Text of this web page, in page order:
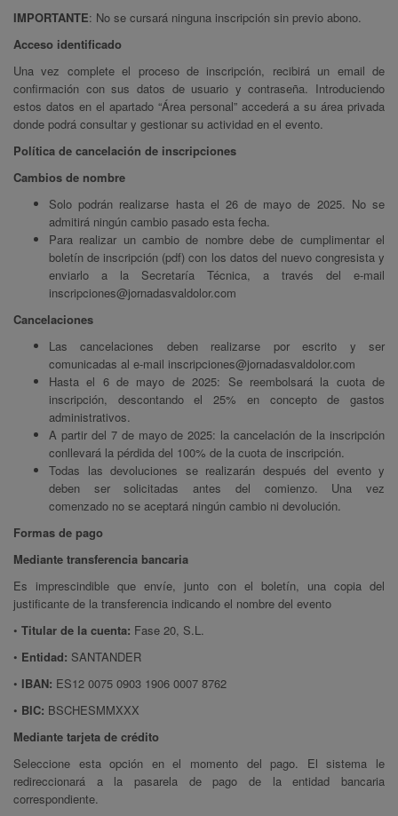
IMPORTANTE: No se cursará ninguna inscripción sin previo abono.
Acceso identificado
Una vez complete el proceso de inscripción, recibirá un email de
confirmación con sus datos de usuario y contraseña. Introduciendo
estos datos en el apartado “Área personal” accederá a su área privada
donde podrá consultar y gestionar su actividad en el evento.
Política de cancelación de inscripciones
Cambios de nombre
Solo podrán realizarse hasta el 26 de mayo de 2025. No se
admitirá ningún cambio pasado esta fecha.
Para realizar un cambio de nombre debe de cumplimentar el
boletín de inscripción (pdf) con los datos del nuevo congresista y
enviarlo a la Secretaría Técnica, a través del e-mail
inscripciones@jornadasvaldolor.com
Cancelaciones
Las cancelaciones deben realizarse por escrito y ser
comunicadas al e-mail inscripciones@jornadasvaldolor.com
Hasta el 6 de mayo de 2025: Se reembolsará la cuota de
inscripción, descontando el 25% en concepto de gastos
administrativos.
A partir del 7 de mayo de 2025: la cancelación de la inscripción
conllevará la pérdida del 100% de la cuota de inscripción.
Todas las devoluciones se realizarán después del evento y
deben ser solicitadas antes del comienzo. Una vez
comenzado no se aceptará ningún cambio ni devolución.
Formas de pago
Mediante transferencia bancaria
Es imprescindible que envíe, junto con el boletín, una copia del
justificante de la transferencia indicando el nombre del evento
• Titular de la cuenta: Fase 20, S.L.
• Entidad: SANTANDER
• IBAN: ES12 0075 0903 1906 0007 8762
• BIC: BSCHESMMXXX
Mediante tarjeta de crédito
Seleccione esta opción en el momento del pago. El sistema le
redireccionará a la pasarela de pago de la entidad bancaria
correspondiente.